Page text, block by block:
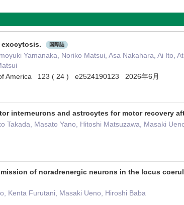
exocytosis. 国際誌
Yamanaka, Noriko Matsui, Asa Nakahara, Ai Ito,
of America 123 ( 24 ) e2524190123 2026年6月
interneurons and astrocytes for motor recovery
Takada, Masato Yano, Hitoshi Matsuzawa, Masaki
of noradrenergic neurons in the locus
Kenta Furutani, Masaki Ueno, Hiroshi Baba